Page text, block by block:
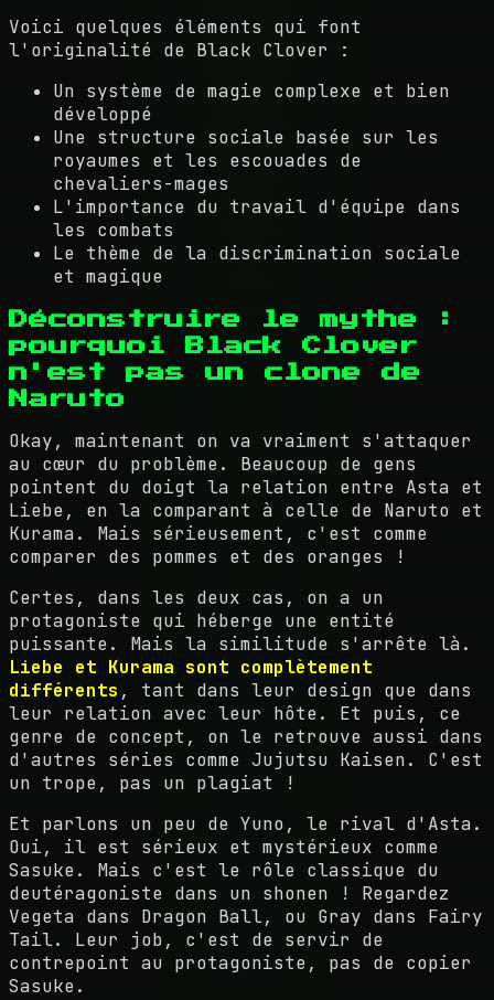
Voici quelques éléments qui font
l'originalité de Black Clover :
Un système de magie complexe et bien
développé
Une structure sociale basée sur les
royaumes et les escouades de
chevaliers-mages
L'importance du travail d'équipe dans
les combats
Le thème de la discrimination sociale
et magique
Déconstruire le mythe :
pourquoi Black Clover
n'est pas un clone de
Naruto
Okay, maintenant on va vraiment s'attaquer
au cœur du problème. Beaucoup de gens
pointent du doigt la relation entre Asta et
Liebe, en la comparant à celle de Naruto et
Kurama. Mais sérieusement, c'est comme
comparer des pommes et des oranges !
Certes, dans les deux cas, on a un
protagoniste qui héberge une entité
puissante. Mais la similitude s'arrête là.
Liebe et Kurama sont complètement
différents , tant dans leur design que dans
leur relation avec leur hôte. Et puis, ce
genre de concept, on le retrouve aussi dans
d'autres séries comme Jujutsu Kaisen. C'est
un trope, pas un plagiat !
Et parlons un peu de Yuno, le rival d'Asta.
Oui, il est sérieux et mystérieux comme
Sasuke. Mais c'est le rôle classique du
deutéragoniste dans un shonen ! Regardez
Vegeta dans Dragon Ball, ou Gray dans Fairy
Tail. Leur job, c'est de servir de
contrepoint au protagoniste, pas de copier
Sasuke.